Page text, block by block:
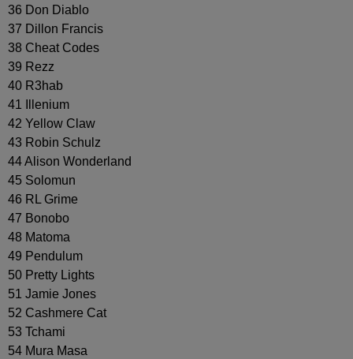
36 Don Diablo
37 Dillon Francis
38 Cheat Codes
39 Rezz
40 R3hab
41 Illenium
42 Yellow Claw
43 Robin Schulz
44 Alison Wonderland
45 Solomun
46 RL Grime
47 Bonobo
48 Matoma
49 Pendulum
50 Pretty Lights
51 Jamie Jones
52 Cashmere Cat
53 Tchami
54 Mura Masa